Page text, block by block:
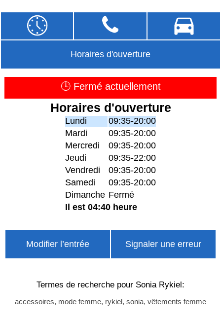
Horaires d'ouverture
🕒 Fermé actuellement
Horaires d'ouverture
Lundi
09:35-20:00
Mardi
09:35-20:00
Mercredi
09:35-20:00
Jeudi
09:35-22:00
Vendredi
09:35-20:00
Samedi
09:35-20:00
Dimanche Fermé
Il est 04:40 heure
Modifier l’entrée Signaler une erreur
Termes de recherche pour Sonia Rykiel:
accessoires, mode femme, rykiel, sonia, vêtements femme